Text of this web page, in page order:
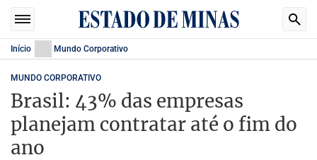
Início Mundo Corporativo
MUNDO CORPORATIVO
Brasil: 43% das empresas
planejam contratar até o fim do
ano